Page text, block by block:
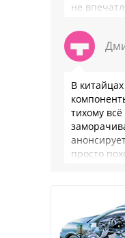
не
В
тихому
просто